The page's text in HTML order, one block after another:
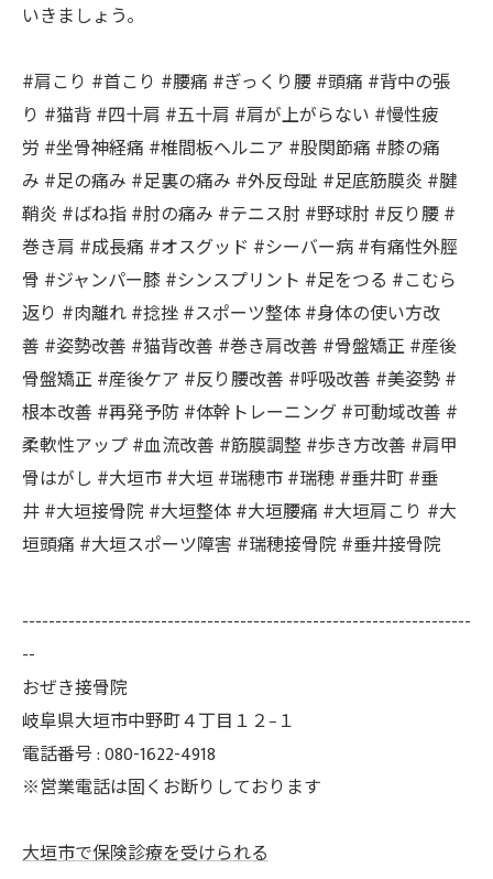
いきましょう。
#肩こり #首こり #腰痛 #ぎっくり腰 #頭痛 #背中の張
り #猫背 #四十肩 #五十肩 #肩が上がらない #慢性疲
労 #坐骨神経痛 #椎間板ヘルニア #股関節痛 #膝の痛
み #足の痛み #足裏の痛み #外反母趾 #足底筋膜炎 #腱
鞘炎 #ばね指 #肘の痛み #テニス肘 #野球肘 #反り腰 #
巻き肩 #成長痛 #オスグッド #シーバー病 #有痛性外脛
骨 #ジャンパー膝 #シンスプリント #足をつる #こむら
返り #肉離れ #捻挫 #スポーツ整体 #身体の使い方改
善 #姿勢改善 #猫背改善 #巻き肩改善 #骨盤矯正 #産後
骨盤矯正 #産後ケア #反り腰改善 #呼吸改善 #美姿勢 #
根本改善 #再発予防 #体幹トレーニング #可動域改善 #
柔軟性アップ #血流改善 #筋膜調整 #歩き方改善 #肩甲
骨はがし #大垣市 #大垣 #瑞穂市 #瑞穂 #垂井町 #垂
井 #大垣接骨院 #大垣整体 #大垣腰痛 #大垣肩こり #大
垣頭痛 #大垣スポーツ障害 #瑞穂接骨院 #垂井接骨院
--------------------------------------------------------------------
--
おぜき接骨院
岐阜県大垣市中野町４丁目１２−１
電話番号 : 080-1622-4918
※営業電話は固くお断りしております
大垣市で保険診療を受けられる